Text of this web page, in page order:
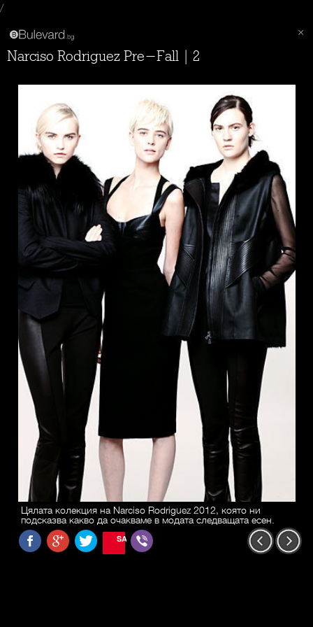
/
Narciso Rodriguez Pre-Fall | 2
Цялата колекция на Narciso Rodriguez 2012, която ни
подсказва какво да очакваме в модата следващата есен.
SAVE